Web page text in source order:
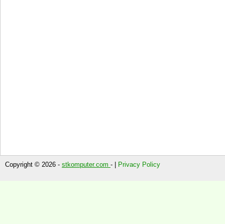
Copyright © 2026 - stkomputer.com - | Privacy Policy